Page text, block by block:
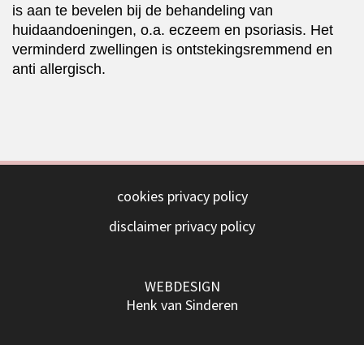
is aan te bevelen bij de behandeling van
huidaandoeningen, o.a. eczeem en psoriasis. Het
verminderd zwellingen is ontstekingsremmend en
anti allergisch.
cookies privacy policy
disclaimer privacy policy
WEBDESIGN
Henk van Sinderen